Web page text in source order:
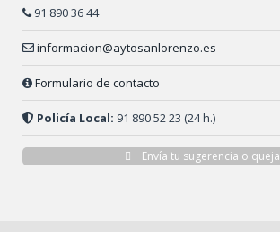
91 890 36 44
informacion@aytosanlorenzo.es
Formulario de contacto
Policía Local: 91 890 52 23 (24 h.)
Envía tu sugerencia o queja